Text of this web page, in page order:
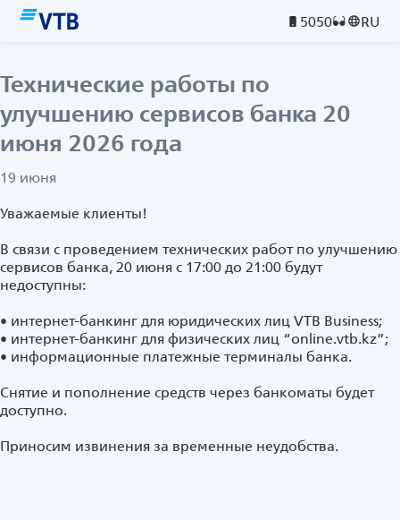
5050 RU
Технические работы по
улучшению сервисов банка 20
июня 2026 года
19 июня
Уважаемые клиенты!
В связи с проведением технических работ по улучшению
сервисов банка, 20 июня с 17:00 до 21:00 будут
недоступны:
• интернет-банкинг для юридических лиц VTB Business;
• интернет-банкинг для физических лиц “online.vtb.kz”;
• информационные платежные терминалы банка.
Снятие и пополнение средств через банкоматы будет
доступно.
Приносим извинения за временные неудобства.